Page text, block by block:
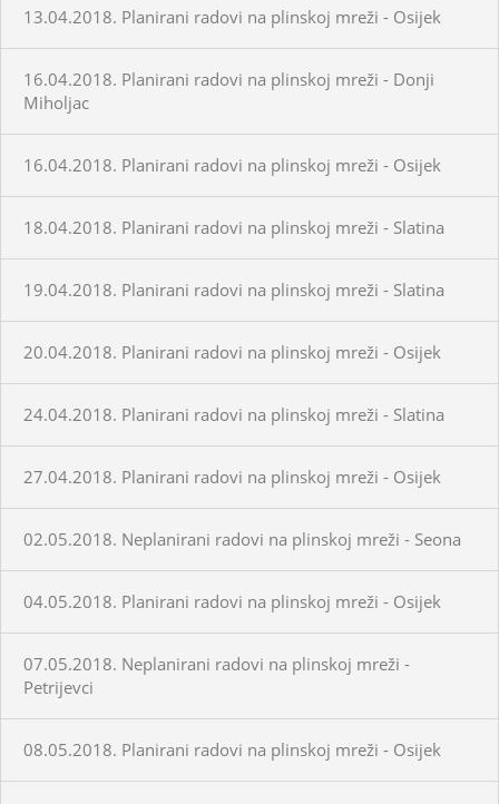
13.04.2018. Planirani radovi na plinskoj mreži - Osijek
16.04.2018. Planirani radovi na plinskoj mreži - Donji
Miholjac
16.04.2018. Planirani radovi na plinskoj mreži - Osijek
18.04.2018. Planirani radovi na plinskoj mreži - Slatina
19.04.2018. Planirani radovi na plinskoj mreži - Slatina
20.04.2018. Planirani radovi na plinskoj mreži - Osijek
24.04.2018. Planirani radovi na plinskoj mreži - Slatina
27.04.2018. Planirani radovi na plinskoj mreži - Osijek
02.05.2018. Neplanirani radovi na plinskoj mreži - Seona
04.05.2018. Planirani radovi na plinskoj mreži - Osijek
07.05.2018. Neplanirani radovi na plinskoj mreži -
Petrijevci
08.05.2018. Planirani radovi na plinskoj mreži - Osijek